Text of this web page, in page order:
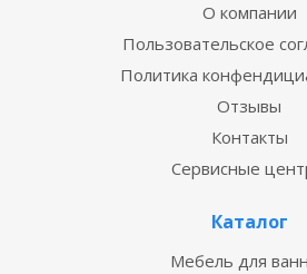
О компании
Пользовательское
Политика
Отзывы
Контакты
Сервисные
Каталог
Мебель для